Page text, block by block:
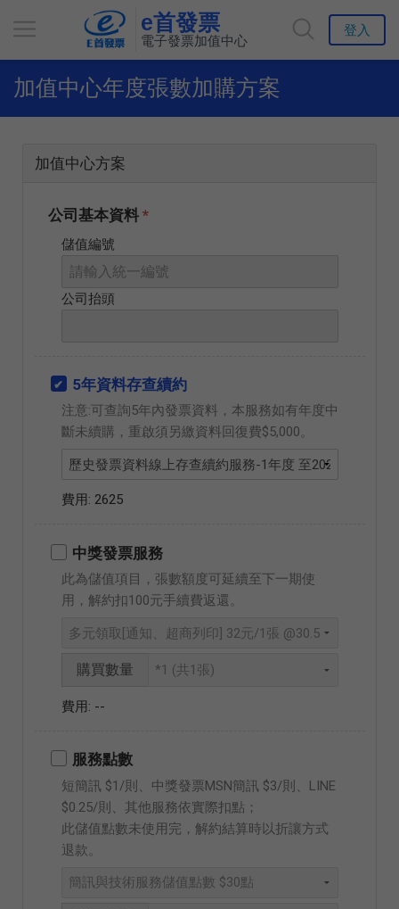
e首發票
電子發票加值中心
登入
加值中心年度張數加購方案
加值中心方案
公司基本資料 *
儲值編號
公司抬頭
5年資料存查續約
注意:可查詢5年內發票資料，本服務如有年度中
斷未續購，重啟須另繳資料回復費$5,000。
2625
中獎發票服務
此為儲值項目，張數額度可延續至下一期使
用，解約扣100元手續費返還。
購買數量
--
服務點數
短簡訊 $1/則、中獎發票MSN簡訊 $3/則、LINE
$0.25/則、其他服務依實際扣點；
此儲值點數未使用完，解約結算時以折讓方式
退款。